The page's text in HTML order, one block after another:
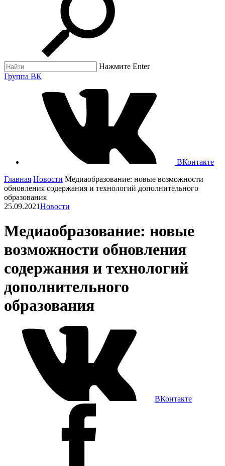
Нажмите Enter
Группа ВК
ВКонтакте
Главная Новости Медиаобразование: новые возможности
обновления содержания и технологий дополнительного
образования
25.09.2021Новости
Медиаобразование: новые
возможности обновления
содержания и технологий
дополнительного
образования
ВКонтакте